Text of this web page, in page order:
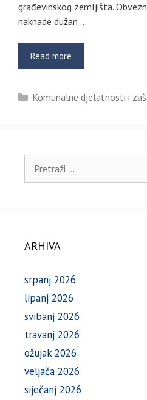
građevinskog zemljišta.
naknade dužan …
Read more
Kategorije
Komunalne djelatnosti i
ARHIVA
srpanj 2026
lipanj 2026
svibanj 2026
travanj 2026
ožujak 2026
veljača 2026
siječanj 2026